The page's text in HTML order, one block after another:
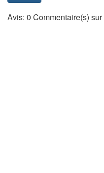
Avis: 0 Commentaire(s)